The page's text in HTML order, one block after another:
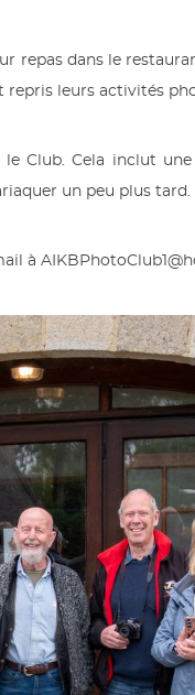
repas dans le
repris leurs activités
Club. Cela inclut
un peu plus tard.
à